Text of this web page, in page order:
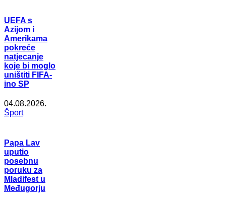
UEFA s
Azijom i
Amerikama
pokreće
natjecanje
koje bi moglo
uništiti FIFA-
ino SP
04.08.2026.
Šport
Papa Lav
uputio
posebnu
poruku za
Mladifest u
Međugorju